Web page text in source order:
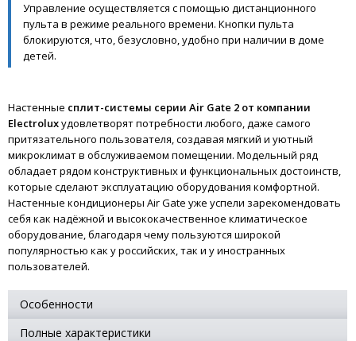
Управление осуществляется с помощью дистанционного
пульта в режиме реального времени. Кнопки пульта
блокируются, что, безусловно, удобно при наличии в доме
детей.
Настенные сплит-системы серии Air Gate 2 от компании
Electroluxудовлетворят потребности любого, даже самого
притязательного пользователя, создавая мягкий и уютный
микроклимат в обслуживаемом помещении. Модельный ряд
обладает рядом конструктивных и функциональных достоинств,
которые сделают эксплуатацию оборудования комфортной.
Настенные кондиционеры Air Gate уже успели зарекомендовать
себя как надёжной и высококачественное климатическое
оборудование, благодаря чему пользуются широкой
популярностью как у российских, так и у иностранных
пользователей.
Особенности
Полные характеристики